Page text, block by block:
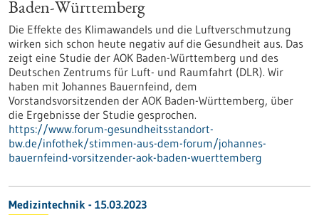
Baden-Württemberg
Die Effekte des Klimawandels und die Luftverschmutzung
wirken sich schon heute negativ auf die Gesundheit aus. Das
zeigt eine Studie der AOK Baden-Württemberg und des
Deutschen Zentrums für Luft- und Raumfahrt (DLR). Wir
haben mit Johannes Bauernfeind, dem
Vorstandsvorsitzenden der AOK Baden-Württemberg, über
die Ergebnisse der Studie gesprochen.
https://www.forum-gesundheitsstandort-
bw.de/infothek/stimmen-aus-dem-forum/johannes-
bauernfeind-vorsitzender-aok-baden-wuerttemberg
Medizintechnik - 15.03.2023